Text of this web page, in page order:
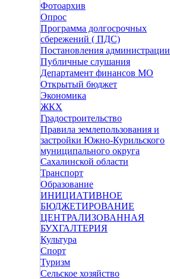
Фотоархив
Опрос
Программа долгосрочных
сбережений ( ПДС)
Постановления администрации
Публичные слушания
Департамент финансов МО
Открытый бюджет
Экономика
ЖКХ
Градостроительство
Правила землепользования и
застройки Южно-Курильского
муниципального округа
Сахалинской области
Транспорт
Образование
ИНИЦИАТИВНОЕ
БЮДЖЕТИРОВАНИЕ
ЦЕНТРАЛИЗОВАННАЯ
БУХГАЛТЕРИЯ
Культура
Спорт
Туризм
Сельское хозяйство